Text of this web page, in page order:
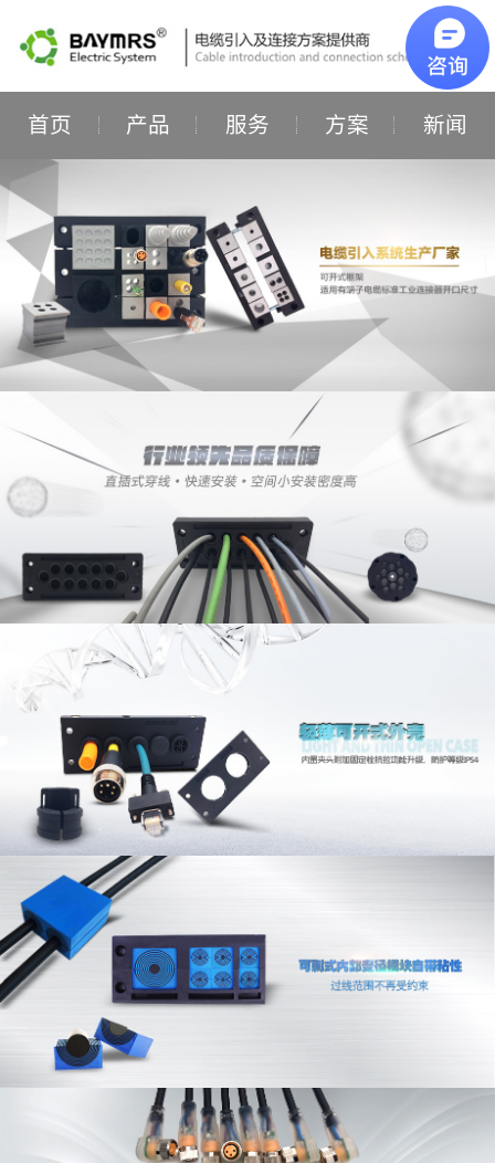
首页 产品 服务 方案 新闻